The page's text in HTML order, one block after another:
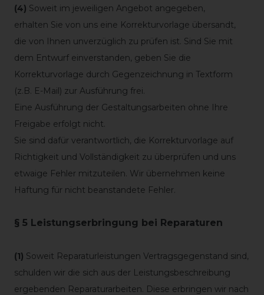
(4) Soweit im jeweiligen Angebot angegeben,
erhalten Sie von uns eine Korrekturvorlage übersandt,
die von Ihnen unverzüglich zu prüfen ist. Sind Sie mit
dem Entwurf einverstanden, geben Sie die
Korrekturvorlage durch Gegenzeichnung in Textform
(z.B. E-Mail) zur Ausführung frei.
Eine Ausführung der Gestaltungsarbeiten ohne Ihre
Freigabe erfolgt nicht.
Sie sind dafür verantwortlich, die Korrekturvorlage auf
Richtigkeit und Vollständigkeit zu überprüfen und uns
etwaige Fehler mitzuteilen. Wir übernehmen keine
Haftung für nicht beanstandete Fehler.
§ 5 Leistungserbringung bei Reparaturen
(1) Soweit Reparaturleistungen Vertragsgegenstand sind,
schulden wir die sich aus der Leistungsbeschreibung
ergebenden Reparaturarbeiten. Diese erbringen wir nach